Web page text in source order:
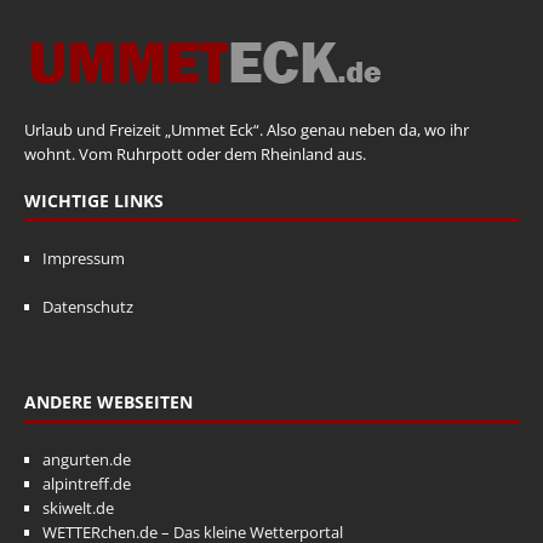
Urlaub und Freizeit „Ummet Eck“. Also genau neben da, wo ihr
wohnt. Vom Ruhrpott oder dem Rheinland aus.
WICHTIGE LINKS
Impressum
Datenschutz
ANDERE WEBSEITEN
angurten.de
alpintreff.de
skiwelt.de
WETTERchen.de – Das kleine Wetterportal